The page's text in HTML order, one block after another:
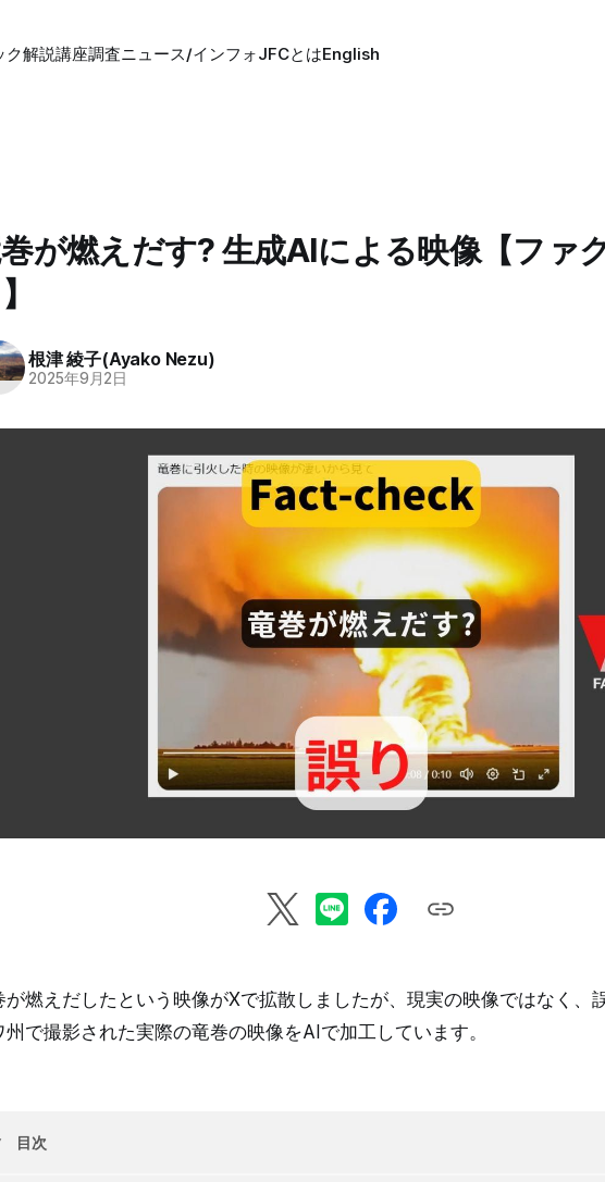
ク解説講座調査ニュース/インフォJFCとはEnglish
が燃えだす? 生成AIによる映像【ファ
根津 綾子(Ayako Nezu)
2025年9月2日
が燃えだしたという映像がXで拡散しましたが、現実の映像ではなく、
州で撮影された実際の竜巻の映像をAIで加工しています。
目次